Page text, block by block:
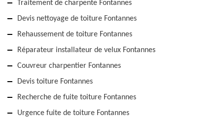
Traitement de charpente Fontannes
Devis nettoyage de toiture Fontannes
Rehaussement de toiture Fontannes
Réparateur installateur de velux Fontannes
Couvreur charpentier Fontannes
Devis toiture Fontannes
Recherche de fuite toiture Fontannes
Urgence fuite de toiture Fontannes